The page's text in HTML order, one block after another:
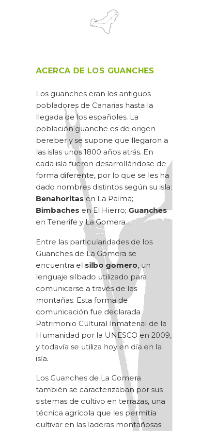
ACERCA DE LOS GUANCHES
Los guanches eran los antiguos
pobladores de Canarias hasta la
llegada de los españoles. La
población guanche es de origen
bereber y se supone que llegaron a
las islas unos 1800 años atrás. En
cada isla fueron desarrollándose de
forma diferente, por lo que se les ha
dado nombres distintos según su isla:
Benahoritasen La Palma;
Bimbaches en El Hierro; Guanches
en Tenerife y La Gomera…
Entre las particularidades de los
Guanches de La Gomera se
encuentra el silbo gomero, un
lenguaje silbado utilizado para
comunicarse a través de las
montañas. Esta forma de
comunicación fue declarada
Patrimonio Cultural Inmaterial de la
Humanidad por la UNESCO en 2009,
y todavía se utiliza hoy en día en la
isla.
Los Guanches de La Gomera
también se caracterizaban por sus
sistemas de cultivo en terrazas, una
técnica agrícola que les permitía
cultivar en las laderas montañosas